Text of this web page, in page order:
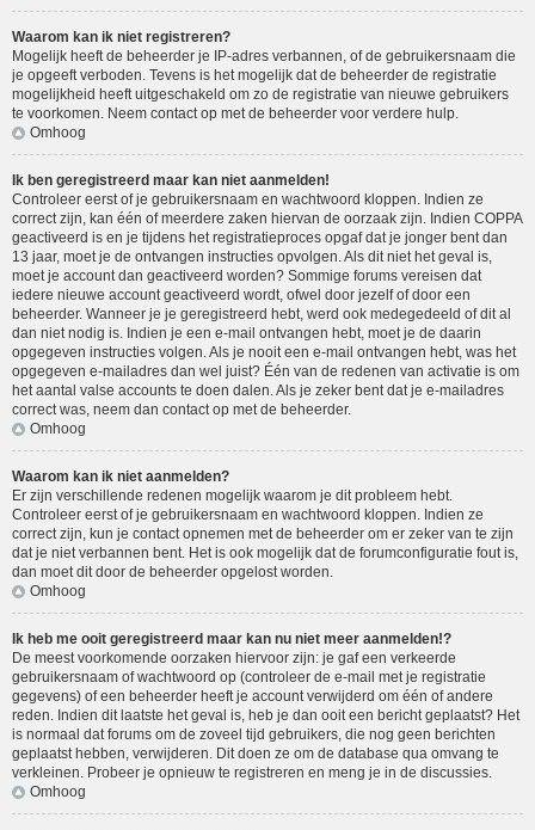
Waarom kan ik niet registreren?
Mogelijk heeft de beheerder je IP-adres verbannen, of de gebruikersnaam die
je opgeeft verboden. Tevens is het mogelijk dat de beheerder de registratie
mogelijkheid heeft uitgeschakeld om zo de registratie van nieuwe gebruikers
te voorkomen. Neem contact op met de beheerder voor verdere hulp.
Omhoog
Ik ben geregistreerd maar kan niet aanmelden!
Controleer eerst of je gebruikersnaam en wachtwoord kloppen. Indien ze
correct zijn, kan één of meerdere zaken hiervan de oorzaak zijn. Indien COPPA
geactiveerd is en je tijdens het registratieproces opgaf dat je jonger bent dan
13 jaar, moet je de ontvangen instructies opvolgen. Als dit niet het geval is,
moet je account dan geactiveerd worden? Sommige forums vereisen dat
iedere nieuwe account geactiveerd wordt, ofwel door jezelf of door een
beheerder. Wanneer je je geregistreerd hebt, werd ook medegedeeld of dit al
dan niet nodig is. Indien je een e-mail ontvangen hebt, moet je de daarin
opgegeven instructies volgen. Als je nooit een e-mail ontvangen hebt, was het
opgegeven e-mailadres dan wel juist? Één van de redenen van activatie is om
het aantal valse accounts te doen dalen. Als je zeker bent dat je e-mailadres
correct was, neem dan contact op met de beheerder.
Omhoog
Waarom kan ik niet aanmelden?
Er zijn verschillende redenen mogelijk waarom je dit probleem hebt.
Controleer eerst of je gebruikersnaam en wachtwoord kloppen. Indien ze
correct zijn, kun je contact opnemen met de beheerder om er zeker van te zijn
dat je niet verbannen bent. Het is ook mogelijk dat de forumconfiguratie fout is,
dan moet dit door de beheerder opgelost worden.
Omhoog
Ik heb me ooit geregistreerd maar kan nu niet meer aanmelden!?
De meest voorkomende oorzaken hiervoor zijn: je gaf een verkeerde
gebruikersnaam of wachtwoord op (controleer de e-mail met je registratie
gegevens) of een beheerder heeft je account verwijderd om één of andere
reden. Indien dit laatste het geval is, heb je dan ooit een bericht geplaatst? Het
is normaal dat forums om de zoveel tijd gebruikers, die nog geen berichten
geplaatst hebben, verwijderen. Dit doen ze om de database qua omvang te
verkleinen. Probeer je opnieuw te registreren en meng je in de discussies.
Omhoog